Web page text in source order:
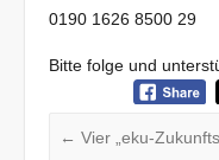
0190 1626 8500 29
Bitte folge und
← Vier „eku-